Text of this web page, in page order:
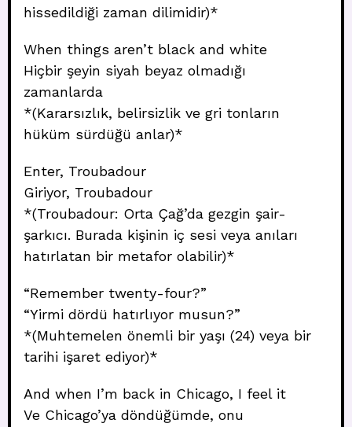
hissedildiği zaman dilimidir)*
When things aren’t black and white
Hiçbir şeyin siyah beyaz olmadığı
zamanlarda
*(Kararsızlık, belirsizlik ve gri tonların
hüküm sürdüğü anlar)*
Enter, Troubadour
Giriyor, Troubadour
*(Troubadour: Orta Çağ’da gezgin şair-
şarkıcı. Burada kişinin iç sesi veya anıları
hatırlatan bir metafor olabilir)*
“Remember twenty-four?”
“Yirmi dördü hatırlıyor musun?”
*(Muhtemelen önemli bir yaşı (24) veya bir
tarihi işaret ediyor)*
And when I’m back in Chicago, I feel it
Ve Chicago’ya döndüğümde, onu